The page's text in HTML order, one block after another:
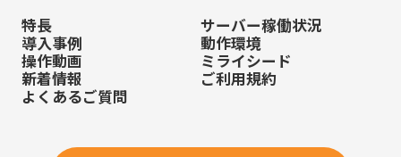
特長
導入事例
操作動画
新着情報
よくあるご質問
サーバー稼働状況
動作環境
ミライシード
ご利用規約